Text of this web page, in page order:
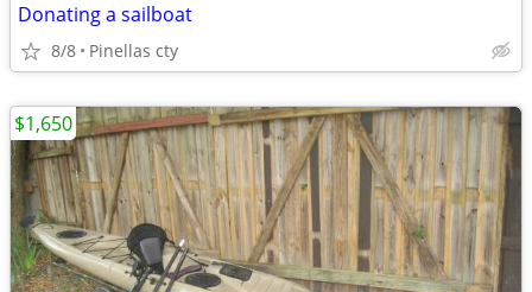
Donating a sailboat
8/8 Pinellas cty
$1,650